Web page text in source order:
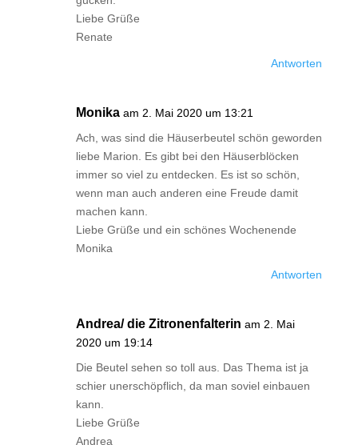
Liebe Grüße
Renate
Antworten
Monika am 2. Mai 2020 um 13:21
Ach, was sind die Häuserbeutel schön geworden
liebe Marion. Es gibt bei den Häuserblöcken
immer so viel zu entdecken. Es ist so schön,
wenn man auch anderen eine Freude damit
machen kann.
Liebe Grüße und ein schönes Wochenende
Monika
Antworten
Andrea/ die Zitronenfalterin am 2. Mai
2020 um 19:14
Die Beutel sehen so toll aus. Das Thema ist ja
schier unerschöpflich, da man soviel einbauen
kann.
Liebe Grüße
Andrea